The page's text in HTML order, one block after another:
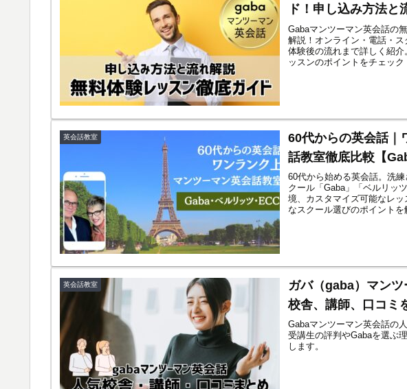
ド！申し込み方法と
Gabaマンツーマン英会話の
解説！オンライン・電話・ス
体験後の流れまで詳しく紹
ッスンのポイントをチェック
英会話教室
60代からの英会話｜
話教室徹底比較【
60代から始める英会話。洗
クール「Gaba」「ベルリッ
境、カスタマイズ可能なレ
なスクール選びのポイントを
英会話教室
ガバ（gaba）マン
校舎、講師、口コミ
Gabaマンツーマン英会話の
受講生の評判やGabaを選ぶ
します。